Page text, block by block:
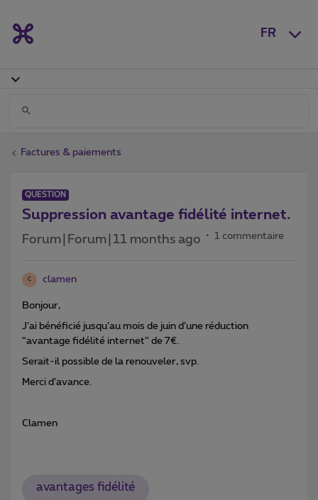
FR
Factures & paiements
QUESTION
Suppression avantage fidélité internet.
Forum|Forum|11 months ago 1 commentaire
C clamen
Bonjour,
J’ai bénéficié jusqu’au mois de juin d’une réduction
“avantage fidélité internet” de 7€.
Serait-il possible de la renouveler, svp.
Merci d’avance.
Clamen
avantages fidélité